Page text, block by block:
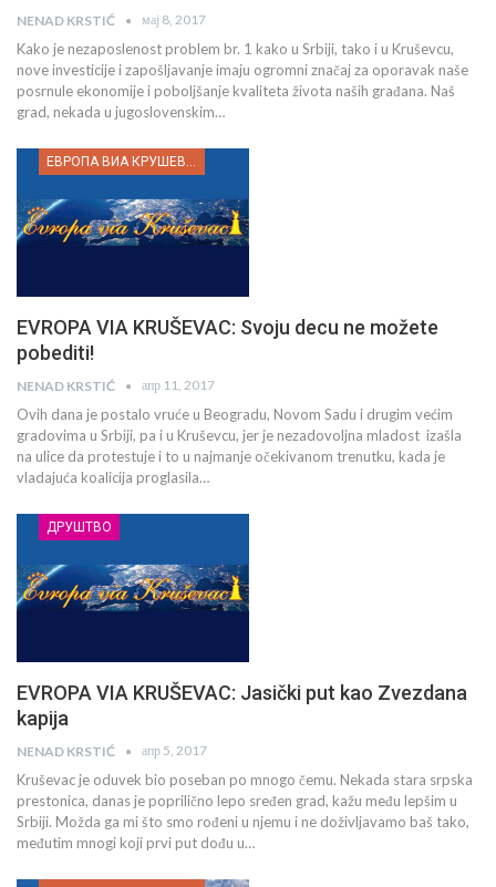
NENAD KRSTIĆ мај 8, 2017
Kako je nezaposlenost problem br. 1 kako u Srbiji, tako i u Kruševcu,
nove investicije i zapošljavanje imaju ogromni značaj za oporavak naše
posrnule ekonomije i poboljšanje kvaliteta života naših građana. Naš
grad, nekada u jugoslovenskim…
EVROPA VIA KRUŠEVAC: Svoju decu ne možete
pobediti!
NENAD KRSTIĆ апр 11, 2017
Ovih dana je postalo vruće u Beogradu, Novom Sadu i drugim većim
gradovima u Srbiji, pa i u Kruševcu, jer je nezadovoljna mladost izašla
na ulice da protestuje i to u najmanje očekivanom trenutku, kada je
vladajuća koalicija proglasila…
ДРУШТВО
EVROPA VIA KRUŠEVAC: Jasički put kao Zvezdana
kapija
NENAD KRSTIĆ апр 5, 2017
Kruševac je oduvek bio poseban po mnogo čemu. Nekada stara srpska
prestonica, danas je poprilično lepo sređen grad, kažu među lepšim u
Srbiji. Možda ga mi što smo rođeni u njemu i ne doživljavamo baš tako,
međutim mnogi koji prvi put dođu u…